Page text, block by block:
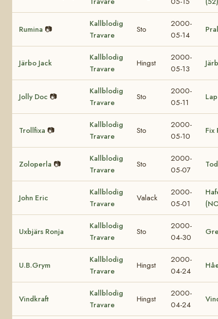
Rumina 📷
Kallblodig
Travare
Sto
2000-
05-14
Järbo Jack
Kallblodig
Travare
Hingst
2000-
05-13
Jolly Doc 📷
Kallblodig
Travare
Sto
2000-
05-11
Trollfixa 📷
Kallblodig
Travare
Sto
2000-
05-10
Fix
Zoloperla 📷
Kallblodig
Travare
Sto
2000-
05-07
John Eric
Kallblodig
Travare
Valack
2000-
05-01
Uxbjärs Ronja
Kallblodig
Travare
Sto
2000-
04-30
U.B.Grym
Kallblodig
Travare
Hingst
2000-
04-24
Vindkraft
Kallblodig
Travare
Hingst
2000-
04-24